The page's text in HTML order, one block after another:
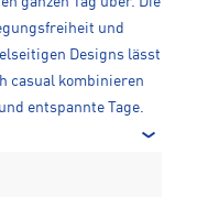
und
Designs lässt
casual kombinieren
entspannte Tage.